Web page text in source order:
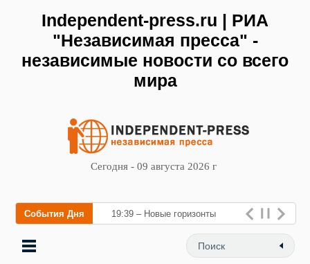
Independent-press.ru | РИА
"Независимая пресса" -
независимые новости со всего
мира
Сегодня - 09 августа 2026 г
События Дня 19:39 – Новые горизонты
флебологии: в Москве
открылся «Городской центр